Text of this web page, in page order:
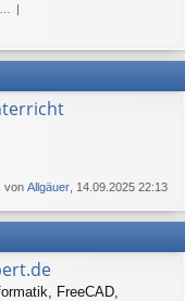
von Allgäuer , 14.09.2025 22:13
FreeCAD,